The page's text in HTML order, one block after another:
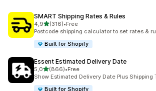
SMART Shipping Rates & Rules
4,95 yıldız üzerinden
(316)
toplam 316 değerlendirme
•Free
Postcode shipping calculator to set rates &
Built for Shopify
Essent Estimated Delivery Date
5,05 yıldız üzerinden
(866)
toplam 866 değerlendirme
•Free
Show Estimated Delivery Date Plus Shipping
Built for Shopify